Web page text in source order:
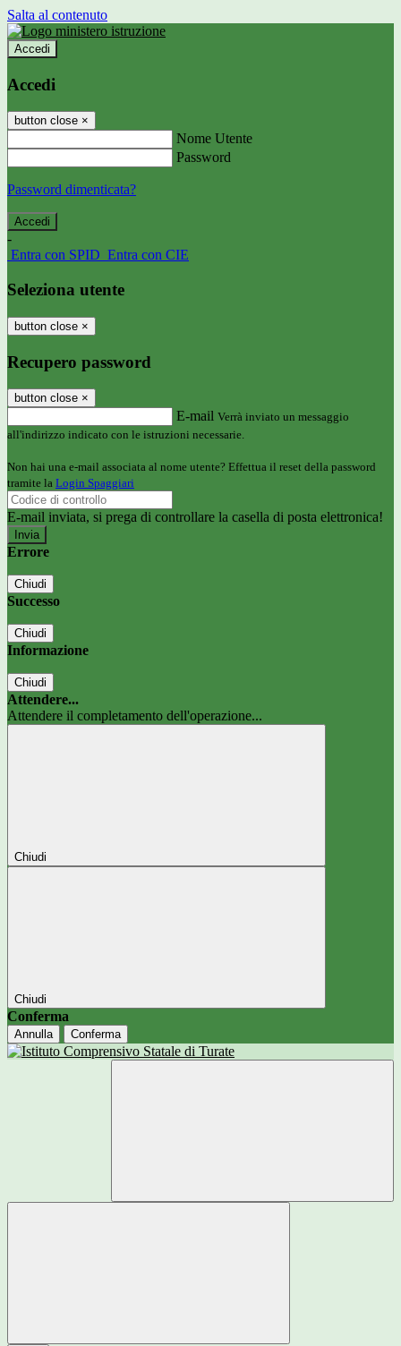
Salta al contenuto
Accedi
Accedi
button close ×
Nome Utente
Password
Password dimenticata?
-
Entra con SPID Entra con CIE
Seleziona utente
button close ×
Recupero password
button close ×
E-mail Verrà inviato un messaggio
all'indirizzo indicato con le istruzioni necessarie.
Non hai una e-mail associata al nome utente? Effettua il reset della password
tramite la Login Spaggiari
E-mail inviata, si prega di controllare la casella di posta elettronica!
Errore
Chiudi
Successo
Chiudi
Informazione
Chiudi
Attendere...
Attendere il completamento dell'operazione...
Chiudi
Chiudi
Conferma
Annulla Conferma